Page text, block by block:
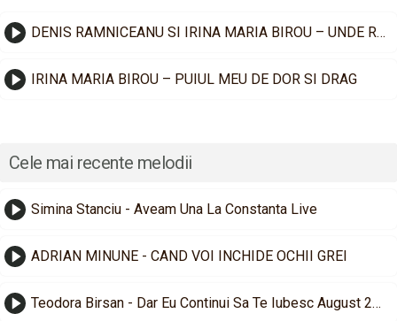
DENIS RAMNICEANU SI IRINA MARIA BIROU – UNDE RATACESTI IUBIRE
IRINA MARIA BIROU – PUIUL MEU DE DOR SI DRAG
Cele mai recente melodii
Simina Stanciu - Aveam Una La Constanta Live
ADRIAN MINUNE - CAND VOI INCHIDE OCHII GREI
Teodora Birsan - Dar Eu Continui Sa Te Iubesc August 2026